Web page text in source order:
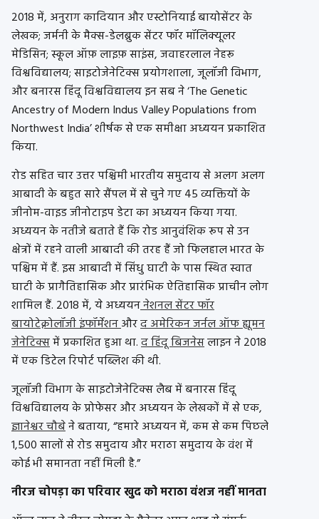
2018 में, अनुराग कादियान और एस्टोनियाई बायोसेंटर के
लेखक; जर्मनी के मैक्स-डेलब्रुक सेंटर फॉर मॉलिक्यूलर
मेडिसिन; स्कूल ऑफ़ लाइफ़ साइंस, जवाहरलाल नेहरू
विश्वविद्यालय; साइटोजेनेटिक्स प्रयोगशाला, जूलॉजी विभाग,
और बनारस हिंदू विश्वविद्यालय इन सब ने ‘The Genetic
Ancestry of Modern Indus Valley Populations from
Northwest India’ शीर्षक से एक समीक्षा अध्ययन प्रकाशित
किया.
रोड सहित चार उत्तर पश्चिमी भारतीय समुदाय से अलग अलग
आबादी के बहुत सारे सैंपल में से चुने गए 45 व्यक्तियों के
जीनोम-वाइड जीनोटाइप डेटा का अध्ययन किया गया.
अध्ययन के नतीजे बताते हैं कि रोड आनुवंशिक रूप से उन
क्षेत्रों में रहने वाली आबादी की तरह हैं जो फिलहाल भारत के
पश्चिम में हैं. इस आबादी में सिंधु घाटी के पास स्थित स्वात
घाटी के प्रागैतिहासिक और प्रारंभिक ऐतिहासिक प्राचीन लोग
शामिल हैं. 2018 में, ये अध्ययननेशनल सेंटर फॉर
बायोटेक्नोलॉजी इंफॉर्मेशनऔरद अमेरिकन जर्नल ऑफ ह्यूमन
जेनेटिक्समें प्रकाशित हुआ था.द हिंदू बिजनेसलाइन ने 2018
में एक डिटेल रिपोर्ट पब्लिश की थी.
जूलॉजी विभाग के साइटोजेनेटिक्स लैब में बनारस हिंदू
विश्वविद्यालय के प्रोफेसर और अध्ययन के लेखकों में से एक,
ज्ञानेश्वर चौबेने बताया, “हमारे अध्ययन में, कम से कम पिछले
1,500 सालों से रोड समुदाय और मराठा समुदाय के वंश में
कोई भी समानता नहीं मिली है.”
नीरज चोपड़ा का परिवार खुद को मराठा वंशज नहीं मानता